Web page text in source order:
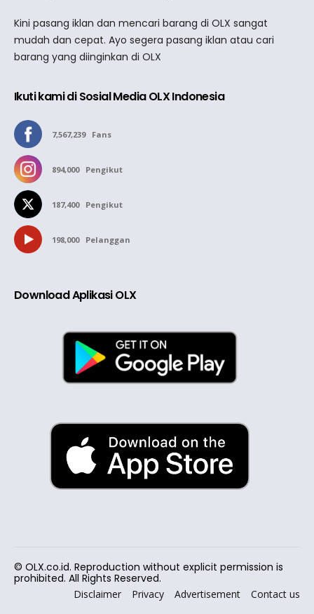
Kini pasang iklan dan mencari barang di OLX sangat
mudah dan cepat. Ayo segera pasang iklan atau cari
barang yang diinginkan di OLX
Ikuti kami di Sosial Media OLX Indonesia
7,567,239 Fans
894,000 Pengikut
187,400 Pengikut
198,000 Pelanggan
Download Aplikasi OLX
© OLX.co.id. Reproduction without explicit permission is
prohibited. All Rights Reserved.
Disclaimer Privacy Advertisement Contact us